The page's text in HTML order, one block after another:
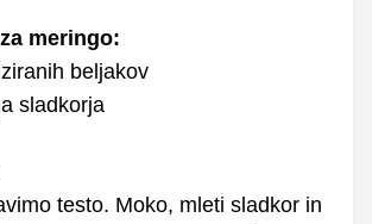
meringo:
beljakov
sladkorja
testo. Moko, mleti sladkor in